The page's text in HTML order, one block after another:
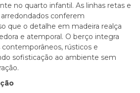
no quarto infantil. As linhas retas e
conferem
que o detalhe em madeira realça
e atemporal. O berço integra
rústicos e
sofisticação ao ambiente sem